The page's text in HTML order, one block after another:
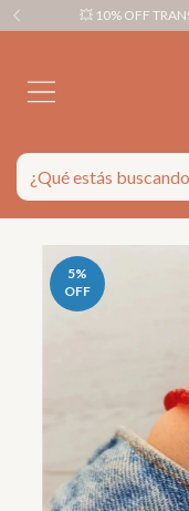
💥 10% OFF
5%
OFF